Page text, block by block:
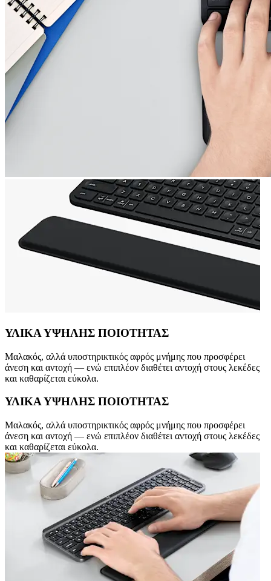
ΥΛΙΚΑ ΥΨΗΛΗΣ ΠΟΙΟΤΗΤΑΣ
Μαλακός, αλλά υποστηρικτικός αφρός μνήμης που προσφέρει
άνεση και αντοχή — ενώ επιπλέον διαθέτει αντοχή στους λεκέδες
και καθαρίζεται εύκολα.
ΥΛΙΚΑ ΥΨΗΛΗΣ ΠΟΙΟΤΗΤΑΣ
Μαλακός, αλλά υποστηρικτικός αφρός μνήμης που προσφέρει
άνεση και αντοχή — ενώ επιπλέον διαθέτει αντοχή στους λεκέδες
και καθαρίζεται εύκολα.